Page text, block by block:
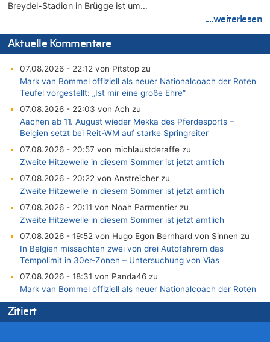
Breydel-Stadion in Brügge ist um…
....weiterlesen
Aktuelle Kommentare
07.08.2026 - 22:12 von Pitstop zu
Mark van Bommel offiziell als neuer Nationalcoach der Roten
Teufel vorgestellt: „Ist mir eine große Ehre“
07.08.2026 - 22:03 von Ach zu
Aachen ab 11. August wieder Mekka des Pferdesports –
Belgien setzt bei Reit-WM auf starke Springreiter
07.08.2026 - 20:57 von michlaustderaffe zu
Zweite Hitzewelle in diesem Sommer ist jetzt amtlich
07.08.2026 - 20:22 von Anstreicher zu
Zweite Hitzewelle in diesem Sommer ist jetzt amtlich
07.08.2026 - 20:11 von Noah Parmentier zu
Zweite Hitzewelle in diesem Sommer ist jetzt amtlich
07.08.2026 - 19:52 von Hugo Egon Bernhard von Sinnen zu
In Belgien missachten zwei von drei Autofahrern das
Tempolimit in 30er-Zonen – Untersuchung von Vias
07.08.2026 - 18:31 von Panda46 zu
Mark van Bommel offiziell als neuer Nationalcoach der Roten
Teufel vorgestellt: „Ist mir eine große Ehre“
07.08.2026 - 17:56 von Mungo zu
Zitiert